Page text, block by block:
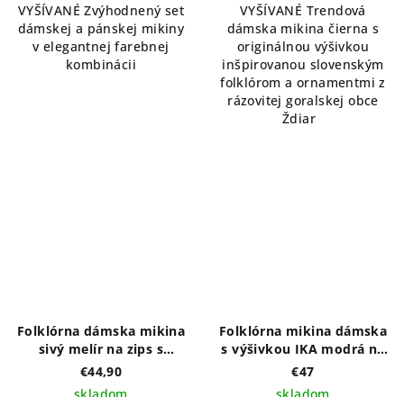
VYŠÍVANÉ Zvýhodnený set
dámskej a pánskej mikiny
v elegantnej farebnej
kombinácii
VYŠÍVANÉ Trendová
dámska mikina čierna s
originálnou výšivkou
inšpirovanou slovenským
folklórom a ornamentmi z
rázovitej goralskej obce
Ždiar
Folklórna dámska mikina
sivý melír na zips s
výšivkou na prednom a
zadnom diele vzor IKA-
€44,90
Folklórna mikina dámska
s výšivkou IKA modrá na
prednom a zadnom diele,
so zipsom a kapucňou
€47